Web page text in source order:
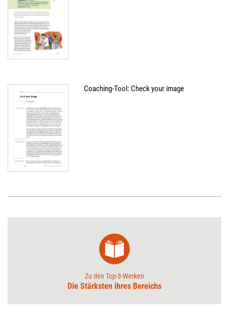
Coaching-Tool: Check your image
Zu den Top-3-Werken
Die Stärksten ihres Bereichs